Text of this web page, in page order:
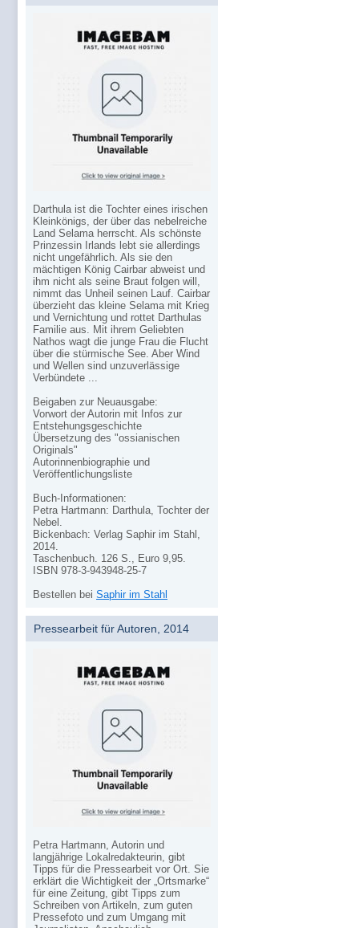
Darthula ist die Tochter eines irischen
Kleinkönigs, der über das nebelreiche
Land Selama herrscht. Als schönste
Prinzessin Irlands lebt sie allerdings
nicht ungefährlich. Als sie den
mächtigen König Cairbar abweist und
ihm nicht als seine Braut folgen will,
nimmt das Unheil seinen Lauf. Cairbar
überzieht das kleine Selama mit Krieg
und Vernichtung und rottet Darthulas
Familie aus. Mit ihrem Geliebten
Nathos wagt die junge Frau die Flucht
über die stürmische See. Aber Wind
und Wellen sind unzuverlässige
Verbündete ...
Beigaben zur Neuausgabe:
Vorwort der Autorin mit Infos zur
Entstehungsgeschichte
Übersetzung des "ossianischen
Originals"
Autorinnenbiographie und
Veröffentlichungsliste
Buch-Informationen:
Petra Hartmann: Darthula, Tochter der
Nebel.
Bickenbach: Verlag Saphir im Stahl,
2014.
Taschenbuch. 126 S., Euro 9,95.
ISBN 978-3-943948-25-7
Bestellen bei Saphir im Stahl
Pressearbeit für Autoren, 2014
Petra Hartmann, Autorin und
langjährige Lokalredakteurin, gibt
Tipps für die Pressearbeit vor Ort. Sie
erklärt die Wichtigkeit der „Ortsmarke“
für eine Zeitung, gibt Tipps zum
Schreiben von Artikeln, zum guten
Pressefoto und zum Umgang mit